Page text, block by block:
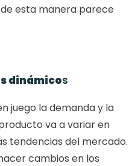
de esta manera parece
dinámicos
juego la demanda y la
va a variar en
tendencias del mercado.
cambios en los